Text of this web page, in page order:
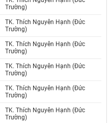
Trường)
TK. Thích Nguyên Hạnh (Đức
Trường)
TK. Thích Nguyên Hạnh (Đức
Trường)
TK. Thích Nguyên Hạnh (Đức
Trường)
TK. Thích Nguyên Hạnh (Đức
Trường)
TK. Thích Nguyên Hạnh (Đức
Trường)